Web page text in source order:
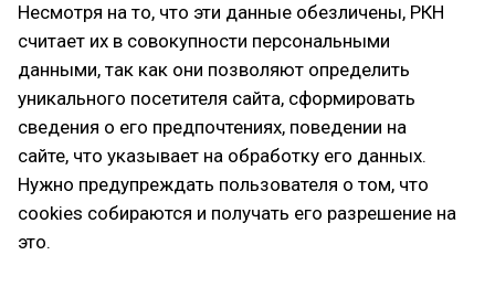
Несмотря на то, что эти данные обезличены, РКН
считает их в совокупности персональными
данными, так как они позволяют определить
уникального посетителя сайта, сформировать
сведения о его предпочтениях, поведении на
сайте, что указывает на обработку его данных.
Нужно предупреждать пользователя о том, что
cookies собираются и получать его разрешение на
это.